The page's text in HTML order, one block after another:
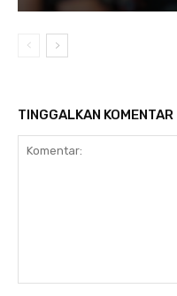
TINGGALKAN KOMENTAR